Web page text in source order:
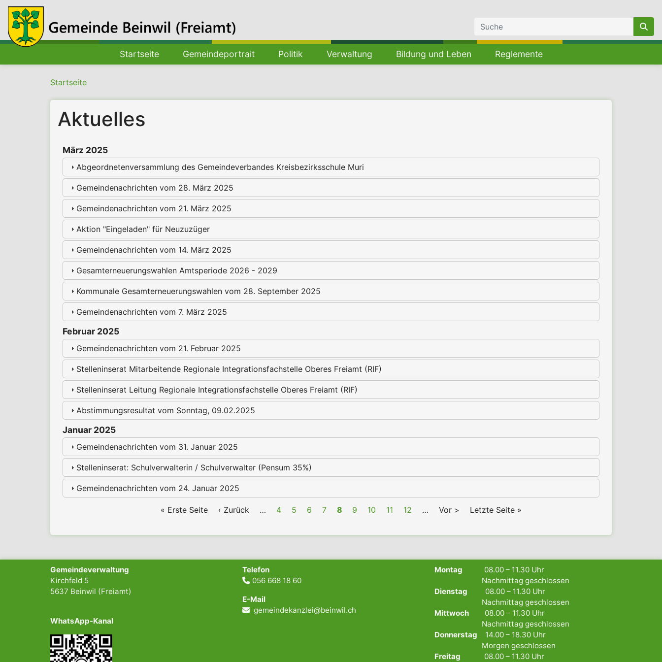
Hauptnavigation
Startseite Gemeindeportrait Politik Verwaltung Bildung und Leben Reglemente
Pfadnavigation
Startseite
Aktuelles
März 2025
Abgeordnetenversammlung des Gemeindeverbandes Kreisbezirksschule Muri
Gemeindenachrichten vom 28. März 2025
Gemeindenachrichten vom 21. März 2025
Aktion "Eingeladen" für Neuzuzüger
Gemeindenachrichten vom 14. März 2025
Gesamterneuerungswahlen Amtsperiode 2026 - 2029
Kommunale Gesamterneuerungswahlen vom 28. September 2025
Gemeindenachrichten vom 7. März 2025
Februar 2025
Gemeindenachrichten vom 21. Februar 2025
Stelleninserat Mitarbeitende Regionale Integrationsfachstelle Oberes Freiamt (RIF)
Stelleninserat Leitung Regionale Integrationsfachstelle Oberes Freiamt (RIF)
Abstimmungsresultat vom Sonntag, 09.02.2025
Januar 2025
Gemeindenachrichten vom 31. Januar 2025
Stelleninserat: Schulverwalterin / Schulverwalter (Pensum 35%)
Gemeindenachrichten vom 24. Januar 2025
Seitennummerierung
Erste
« Erste Seite
Vorherige
‹ Zurück … Page
4 Page
5 Page
6 Page
7
Aktuelle
8 Page
9 Page
10 Page
11 Page
12 …
Nächste
Vor >
Letzte
Letzte Seite »
Gemeindeverwaltung
Kirchfeld 5
5637 Beinwil (Freiamt)
WhatsApp-Kanal
Telefon
056 668 18 60
E-Mail
gemeindekanzlei@beinwil.ch
Montag 08.00 – 11.30 Uhr
Nachmittag geschlossen
Dienstag 08.00 – 11.30 Uhr
Nachmittag geschlossen
Mittwoch 08.00 – 11.30 Uhr
Nachmittag geschlossen
Donnerstag 14.00 – 18.30 Uhr
Morgen geschlossen
Freitag 08.00 – 11.30 Uhr